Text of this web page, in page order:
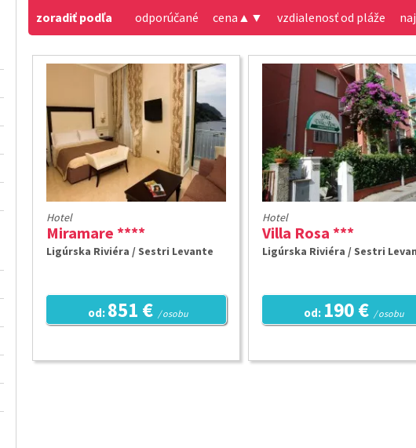
zoradiť podľa odporúčané cena ▲ ▼ vzdialenosť od pláže
Hotel
Miramare ****
Ligúrska Riviéra / Sestri Levante
od: 851 € / osobu
Hotel
Villa Rosa ***
Ligúrska Riviéra / Sestri
od: 190 € / osobu